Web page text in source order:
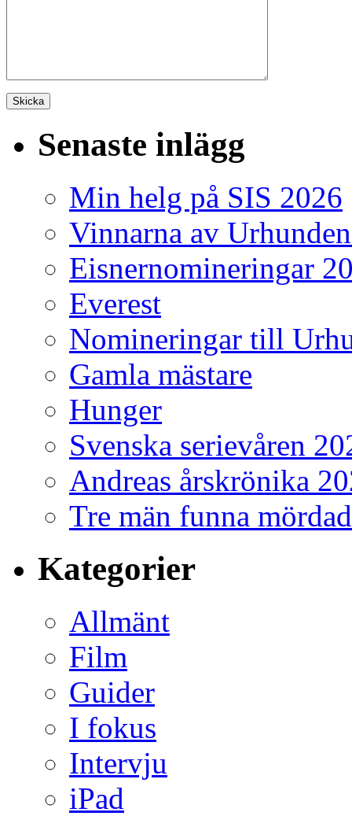
Senaste inlägg
Min helg på SIS 2026
Vinnarna av
Eisnernomineringar
Everest
Nomineringar till
Gamla mästare
Hunger
Svenska serievåren
Andreas årskrönika
Tre män funna
Kategorier
Allmänt
Film
Guider
I fokus
Intervju
iPad